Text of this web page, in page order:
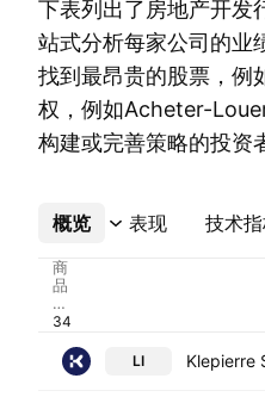
下表列出了房地产开发
站式分析每家公司的业
找到最昂贵的股票，例
权，例如Acheter-
构建或完善策略的投资
概览 表现 技术
更多
商
品
代
码
LI Klepierre